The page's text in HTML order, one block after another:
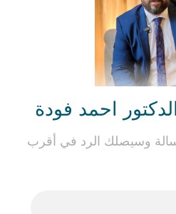
احمد فودة
وسيصلك الرد في أقرب